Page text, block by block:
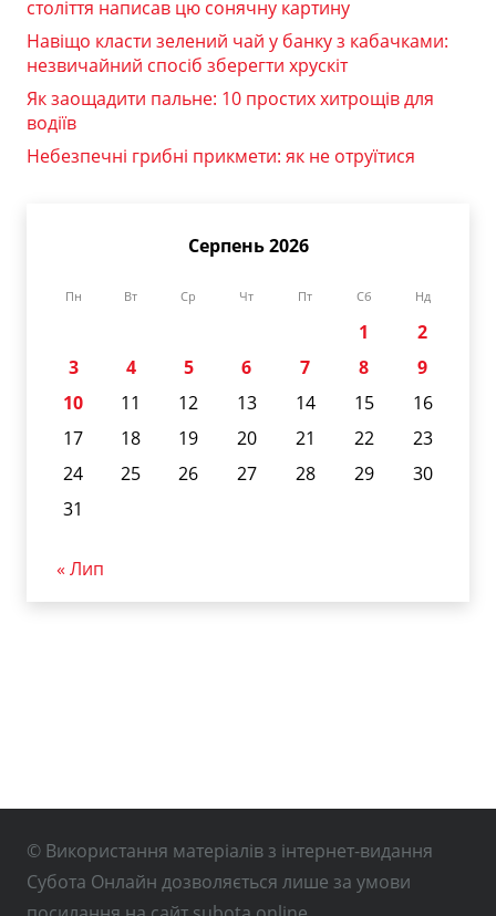
століття написав цю сонячну картину
Навіщо класти зелений чай у банку з кабачками:
незвичайний спосіб зберегти хрускіт
Як заощадити пальне: 10 простих хитрощів для
водіїв
Небезпечні грибні прикмети: як не отруїтися
Серпень 2026
Пн Вт Ср Чт Пт Сб Нд
1
2
3
4 5 6 7 8
9
10
11 12 13 14 15
16
17
18 19 20 21 22
23
24
25 26 27 28 29
30
31
« Лип
© Використання матеріалів з інтернет-видання
Субота Онлайн дозволяється лише за умови